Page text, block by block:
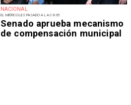
NACIONAL
EL MIÉRCOLES PASADO A LAS 9:35
Senado aprueba mecanismo
de compensación municipal